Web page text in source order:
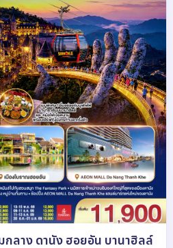
กลาง ดานัง ฮอยอัน บานาฮิลล์